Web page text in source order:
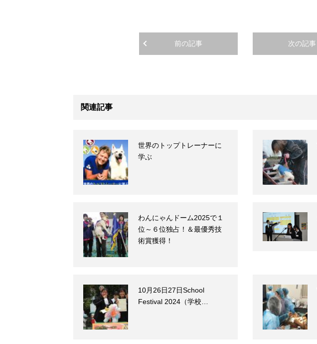
前の記事 次の記事
関連記事
世界のトップトレーナーに
学ぶ
わんにゃんドーム2025で１
位～６位独占！＆最優秀技
術賞獲得！
10月26日27日School
Festival 2024（学校…